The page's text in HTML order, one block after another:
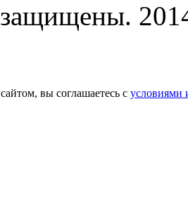
вы соглашаетесь с условиями